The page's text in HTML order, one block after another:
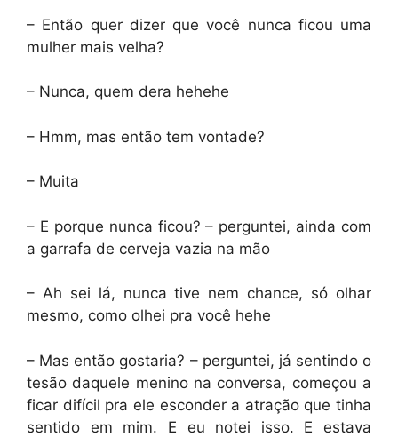
– Então quer dizer que você nunca ficou uma
mulher mais velha?
– Nunca, quem dera hehehe
– Hmm, mas então tem vontade?
– Muita
– E porque nunca ficou? – perguntei, ainda com
a garrafa de cerveja vazia na mão
– Ah sei lá, nunca tive nem chance, só olhar
mesmo, como olhei pra você hehe
– Mas então gostaria? – perguntei, já sentindo o
tesão daquele menino na conversa, começou a
ficar difícil pra ele esconder a atração que tinha
sentido em mim. E eu notei isso. E estava